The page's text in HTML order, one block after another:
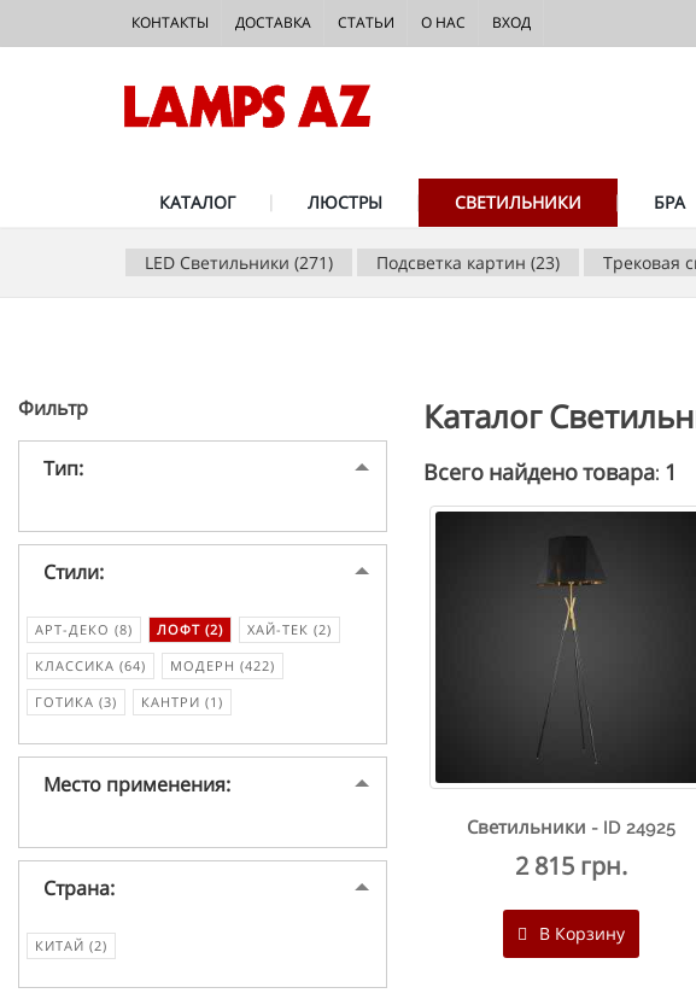
КОНТАКТЫ ДОСТАВКА СТАТЬИ О НАС ВХОД
КАТАЛОГ ЛЮСТРЫ СВЕТИЛЬНИКИ БРА
LED Светильники (271) Подсветка картин (23) Трековая
Каталог
Всего найдено товара: 1
Светильники - ID 24925
2 815 грн.
В Корзину
Фильтр
Тип:
Стили:
АРТ-ДЕКО (8) ЛОФТ (2)
ХАЙ-ТЕК (2)
КЛАССИКА (64)
МОДЕРН (422)
ГОТИКА (3)
КАНТРИ (1)
Место применения:
Страна:
КИТАЙ (2)